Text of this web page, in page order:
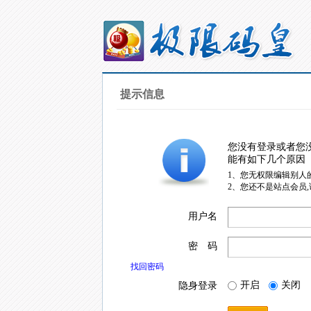
提示信息
您没有登录或者您
能有如下几个原因
1、您无权限编辑别人
2、您还不是站点会员
用户名
密 码
找回密码
隐身登录 开启 关闭